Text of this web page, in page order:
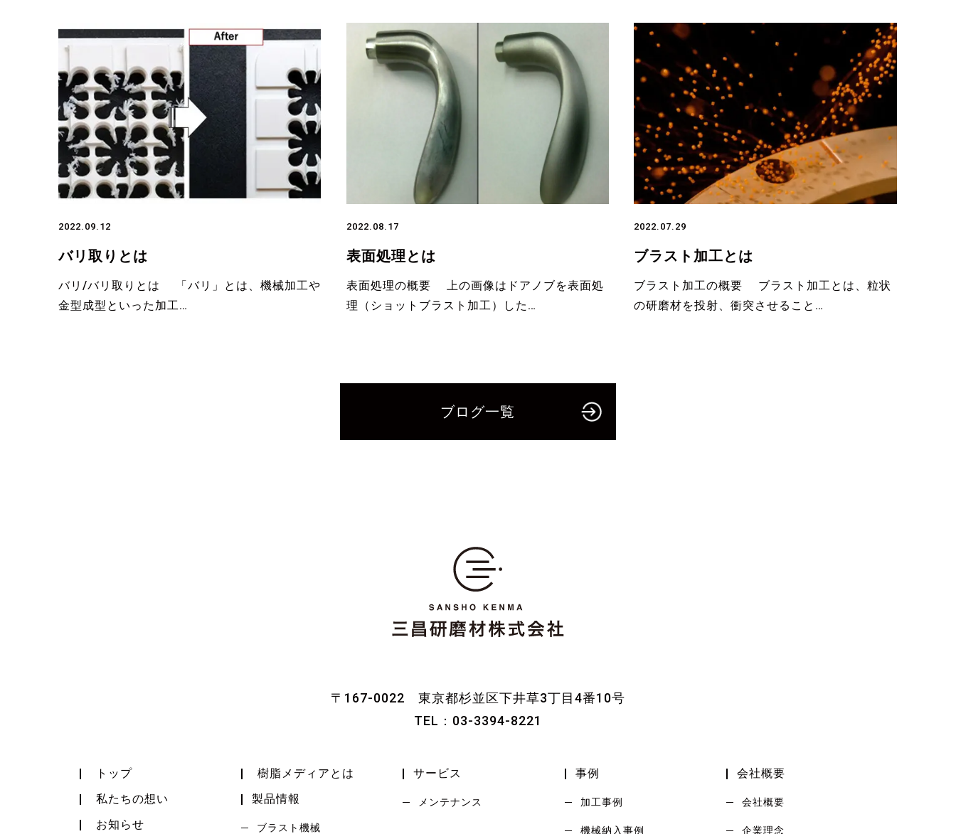
2022.09.12
バリ取りとは
バリ/バリ取りとは 「バリ」とは、機械加工や
金型成型といった加工…
2022.08.17
表面処理とは
表面処理の概要 上の画像はドアノブを表面処
理（ショットブラスト加工）した…
2022.07.29
ブラスト加工とは
ブラスト加工の概要 ブラスト加工とは、粒状
の研磨材を投射、衝突させること…
ブログ一覧
〒167-0022 東京都杉並区下井草3丁目4番10号
TEL： 03-3394-8221
トップ
私たちの想い
お知らせ
樹脂メディアとは
製品情報
ブラスト機械
サービス
メンテナンス
事例
加工事例
機械納入事例
会社概要
会社概要
企業理念